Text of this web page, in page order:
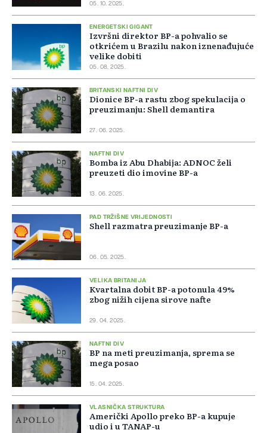
05. 10. 2025.
ENERGETSKI GIGANT
Izvršni direktor BP-a pohvalio se
otkrićem u Brazilu nakon iznenađujuće
velike dobiti
05. 08. 2025.
BRITANSKI NAFTNI DIV
Dionice BP-a rastu zbog spekulacija o
preuzimanju: Shell demantira
27. 06. 2025.
NAFTNI DIV
Bomba iz Abu Dhabija: ADNOC želi
preuzeti dio imovine BP-a
13. 06. 2025.
PAD TRŽIŠNE VRIJEDNOSTI
Shell razmatra preuzimanje BP-a
06. 05. 2025.
VELIKA BRITANIJA
Kvartalna dobit BP-a potonula 49%
zbog nižih cijena sirove nafte
29. 04. 2025.
NAFTNI DIV
BP na meti preuzimanja, sprema se
mega posao
15. 04. 2025.
VLASNIČKA STRUKTURA
Američki Apollo preko BP-a kupuje
udio i u TANAP-u